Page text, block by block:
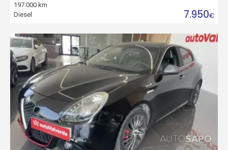
197.000 km
Diesel
7.950€